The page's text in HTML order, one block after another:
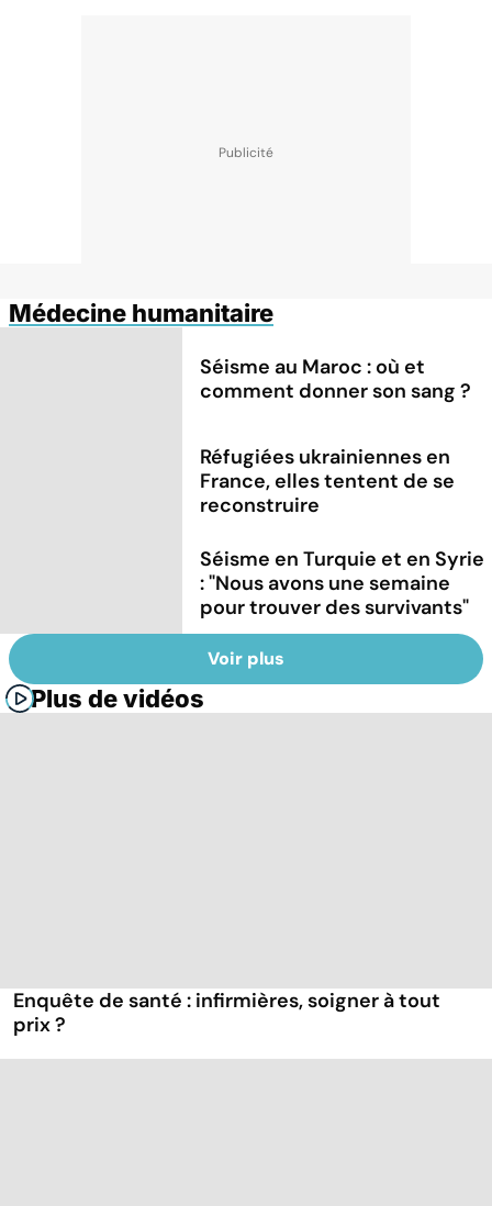
Médecine humanitaire
Séisme au Maroc : où et
comment donner son sang ?
Réfugiées ukrainiennes en
France, elles tentent de se
reconstruire
Séisme en Turquie et en Syrie
: "Nous avons une semaine
pour trouver des survivants"
Voir plus
Plus de vidéos
Enquête de santé : infirmières, soigner à tout
prix ?